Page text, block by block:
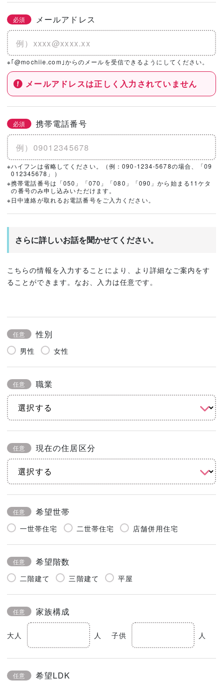
必須 メールアドレス
※｢@mochiie.com｣からのメールを受信できるようにしてください。
メールアドレスは正しく入力されていません
必須 携帯電話番号
※ハイフンは省略してください。（例：090-1234-5678の場合、「09
012345678」）
※携帯電話番号は「050」「070」「080」「090」から始まる11ケタ
の番号のみ申し込みいただけます。
※日中連絡が取れるお電話番号をご入力ください。
さらに詳しいお話を聞かせてください。
こちらの情報を入力することにより、より詳細なご案内をす
ることができます。なお、入力は任意です。
任意 性別
男性 女性
任意 職業
任意 現在の住居区分
任意 希望世帯
一世帯住宅 二世帯住宅 店舗併用住宅
任意 希望階数
二階建て 三階建て 平屋
任意 家族構成
大人 人 子供 人
任意 希望LDK